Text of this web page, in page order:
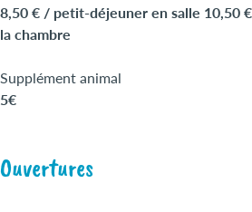
8,50 € / petit-déjeuner en salle 10,50
la chambre
Supplément animal
5€
Ouvertures